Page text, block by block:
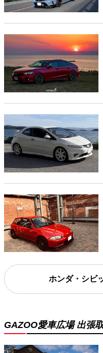
ホンダ・シビ
GAZOO愛車広場 出張